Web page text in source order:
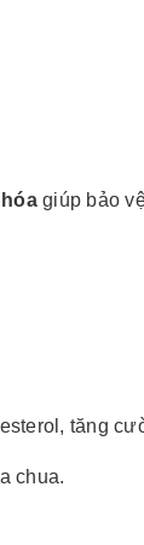
giúp bảo
tăng
chua.